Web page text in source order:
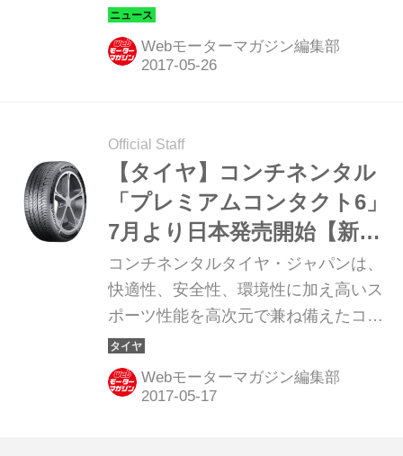
ンディーラーで発売する。価格は27万
円。
Webモーターマガジン編集部
Official Staff
【タイヤ】コンチネンタル
「プレミアムコンタクト6」
7月より日本発売開始【新商
品】2017年5月16日
コンチネンタルタイヤ・ジャパンは、
快適性、安全性、環境性に加え高いス
ポーツ性能を高次元で兼ね備えたコン
フォートタイヤ「「PremiumContact
6(プレミアム コンタクト シックス)」
を2017年7月1日(土)より順次発売す
Webモーターマガジン編集部